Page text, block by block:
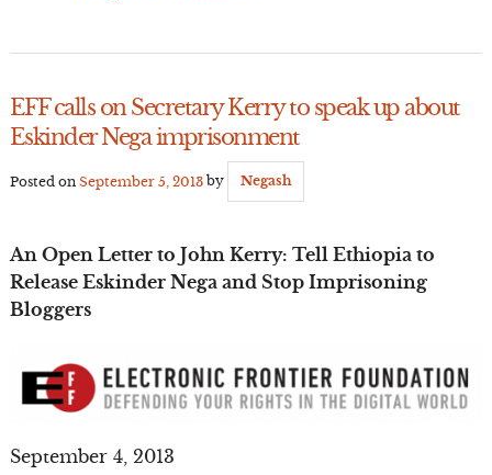
EFF calls on Secretary Kerry to speak up about
Eskinder Nega imprisonment
Posted on September 5, 2013by Negash
An Open Letter to John Kerry: Tell Ethiopia to
Release Eskinder Nega and Stop Imprisoning
Bloggers
September 4, 2013